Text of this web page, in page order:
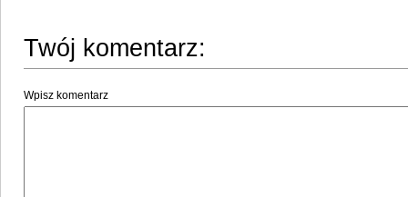
Twój komentarz:
Wpisz komentarz